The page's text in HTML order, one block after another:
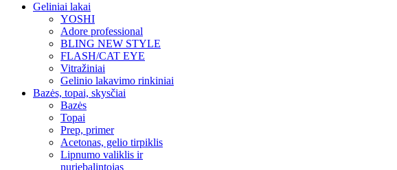
Geliniai lakai
YOSHI
Adore professional
BLING NEW STYLE
FLASH/CAT EYE
Vitražiniai
Gelinio lakavimo rinkiniai
Bazės, topai, skysčiai
Bazės
Topai
Prep, primer
Acetonas, gelio tirpiklis
Lipnumo valiklis ir
nuriebalintojas